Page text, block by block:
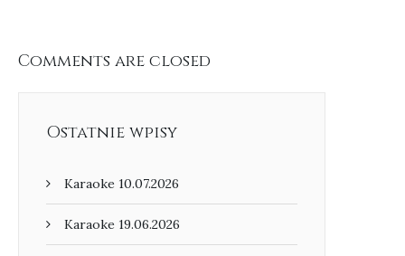
Comments are closed
Ostatnie wpisy
Karaoke 10.07.2026
Karaoke 19.06.2026